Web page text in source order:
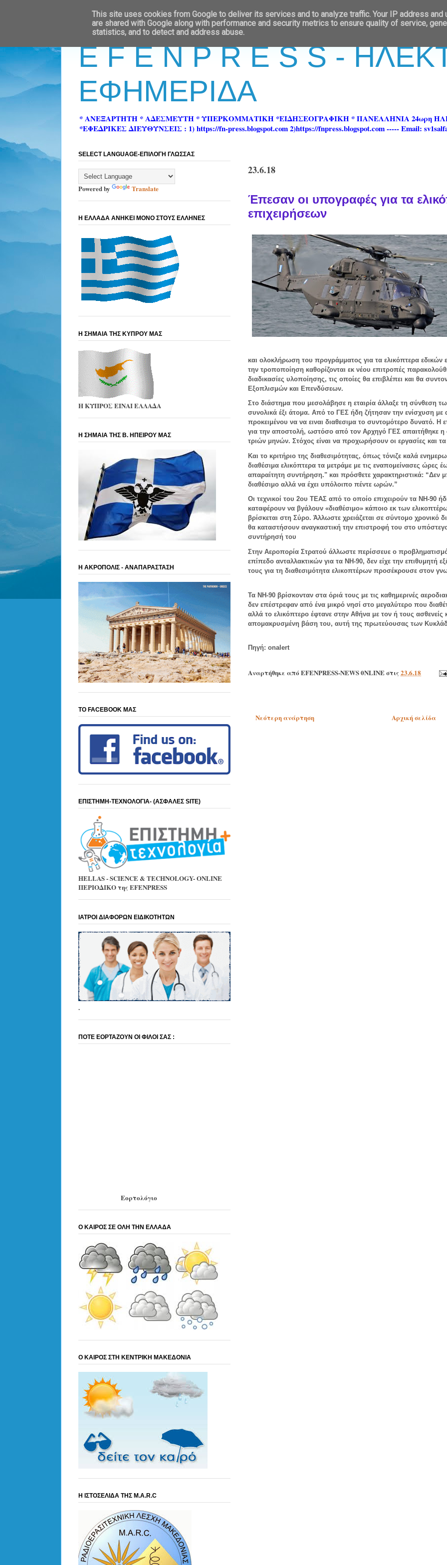
E F E N P R E S S -
ΕΦΗΜΕΡΙΔΑ
* ΑΝΕΞΑΡΤΗΤΗ * ΑΔΕΣΜΕΥΤΗ * ΥΠΕΡΚΟΜΜΑΤΙΚΗ *ΕΙΔΗΣΕΟΓΡΑΦΙΚΗ * ΠΑΝΕΛΛΗΝΙΑ 24ωρη
*ΕΦΕΔΡΙΚΕΣ ΔΙΕΥΘΥΝΣΕΙΣ : 1) https://fn-press.blogspot.com 2)https://fnpress.blogspot.com ----- Email:
23.6.18
Έπεσαν οι υπογραφές για τα
επιχειρήσεων
και ολοκλήρωση του προγράμματος για τα ελικόπτερα εδικών
την τροποποίηση καθορίζονται εκ νέου επιτροπές
διαδικασίες υλοποίησης, τις οποίες θα επιβλέπει και θα
Εξοπλισμών και Επενδύσεων.
Στο διάστημα που μεσολάβησε η εταιρία άλλαξε τη σύνθεση
συνολικά έξι άτομα. Από το ΓΕΣ ήδη ζήτησαν την ενίσχυση με
προκειμένου να να ειναι διαθεσιμα το συντομότερο δυνατό. Η
για την αποστολή, ωστόσο από τον Αρχηγό ΓΕΣ απαιτήθηκε η
τριών μηνών. Στόχος είναι να προχωρήσουν οι εργασίες και τα
Και το κριτήριο της διαθεσιμότητας, όπως τόνιζε καλά
διαθέσιμα ελικόπτερα τα μετράμε με τις εναπομείνασες ώρες
απαραίτητη συντήρηση." και πρόσθετε χαρακτηριστικά: “Δεν
διαθέσιμο αλλά να έχει υπόλοιπο πέντε ωρών.”
Οι τεχνικοί του 2ου ΤΕΑΣ από το οποίο επιχειρούν τα ΝΗ-90
καταφέρουν να βγάλουν «διαθέσιμο» κάποιο εκ των
βρίσκεται στη Σύρο. Άλλωστε χρειάζεται σε σύντομο χρονικό
θα καταστήσουν αναγκαστική την επιστροφή του στο
συντήρησή του
Στην Αεροπορία Στρατού άλλωστε περίσσευε ο
επίπεδο ανταλλακτικών για τα ΝΗ-90, δεν είχε την επιθυμητή
τους για τη διαθεσιμότητα ελικοπτέρων προσέκρουσε στον
Τα ΝΗ-90 βρίσκονταν στα όριά τους με τις καθημερινές
δεν επέστρεφαν από ένα μικρό νησί στο μεγαλύτερο που
αλλά το ελικόπτερο έφτανε στην Αθήνα με τον ή τους ασθενείς
απομακρυσμένη βάση του, αυτή της πρωτεύουσας των
Πηγή: onalert
Αναρτήθηκε από EFENPRESS-NEWS 0NLINEστις 23.6.18
Νεότερη ανάρτηση Αρχική σελίδα
SELECT LANGUAGE-ΕΠΙΛΟΓΗ ΓΛΩΣΣΑΣ
Powered by Translate
Η ΕΛΛΑΔΑ ΑΝΗΚΕΙ ΜΟΝΟ ΣΤΟΥΣ ΕΛΛΗΝΕΣ
Η ΣΗΜΑΙΑ ΤΗΣ ΚΥΠΡΟΥ ΜΑΣ
Η ΚΥΠΡΟΣ ΕΙΝΑΙ ΕΛΛΑΔΑ
Η ΣΗΜΑΙΑ ΤΗΣ Β. ΗΠΕΙΡΟΥ ΜΑΣ
Η ΑΚΡΟΠΟΛΙΣ - ΑΝΑΠΑΡΑΣΤΑΣΗ
ΤΟ FACEBOOK ΜΑΣ
ΕΠΙΣΤΗΜΗ-ΤΕΧΝΟΛΟΓΙΑ- (ΑΣΦΑΛΕΣ SITE)
HELLAS - SCIENCE & TECHNOLOGY- ONLINE
ΠΕΡΙΟΔΙΚΟ της EFENPRESS
ΙΑΤΡΟΙ ΔΙΑΦΟΡΩΝ ΕΙΔΙΚΟΤΗΤΩΝ
.
ΠΟΤΕ ΕΟΡΤΑΖΟΥΝ ΟΙ ΦΙΛΟΙ ΣΑΣ :
Εορτολόγιο
Ο ΚΑΙΡΟΣ ΣΕ ΟΛΗ ΤΗΝ ΕΛΛΑΔΑ
Ο ΚΑΙΡΟΣ ΣΤΗ ΚΕΝΤΡΙΚΗ ΜΑΚΕΔΟΝΙΑ
Η ΙΣΤΟΣΕΛΙΔΑ ΤΗΣ M.A.R.C
This site uses cookies from Google to deliver its services and to analyze traffic. Your IP address and
are shared with Google along with performance and security metrics to ensure quality of service,
statistics, and to detect and address abuse.